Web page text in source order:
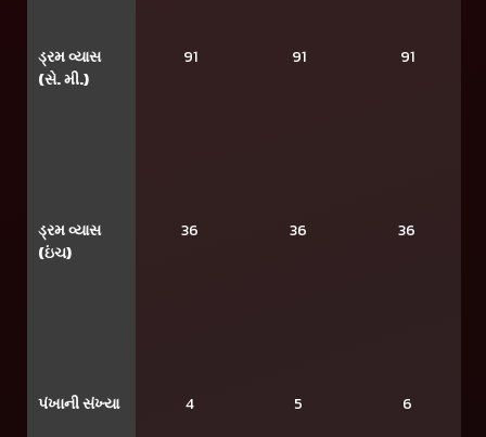
ડ્રમ વ્યાસ
(સે. મી.)
ડ્રમ વ્યાસ
(ઇંચ)
પંખાની સંખ્યા
91
36
4
91
36
5
91
36
6